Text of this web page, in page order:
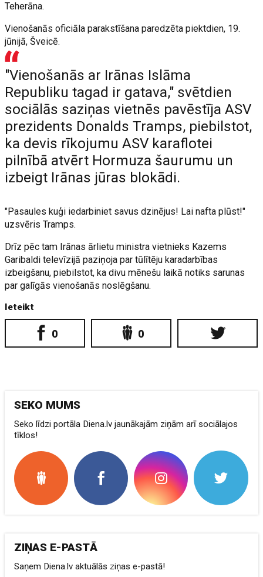
Teherāna.
Vienošanās oficiāla parakstīšana paredzēta piektdien, 19.
jūnijā, Šveicē.
"Vienošanās ar Irānas Islāma
Republiku tagad ir gatava," svētdien
sociālās saziņas vietnēs pavēstīja ASV
prezidents Donalds Tramps, piebilstot,
ka devis rīkojumu ASV karaflotei
pilnībā atvērt Hormuza šaurumu un
izbeigt Irānas jūras blokādi.
"Pasaules kuģi iedarbiniet savus dzinējus! Lai nafta plūst!"
uzsvēris Tramps.
Drīz pēc tam Irānas ārlietu ministra vietnieks Kazems
Garibaldi televīzijā paziņoja par tūlītēju karadarbības
izbeigšanu, piebilstot, ka divu mēnešu laikā notiks sarunas
par galīgās vienošanās noslēgšanu.
Ieteikt
0 0
SEKO MUMS
Seko līdzi portāla Diena.lv jaunākajām ziņām arī sociālajos
tīklos!
ZIŅAS E-PASTĀ
Saņem Diena.lv aktuālās ziņas e-pastā!